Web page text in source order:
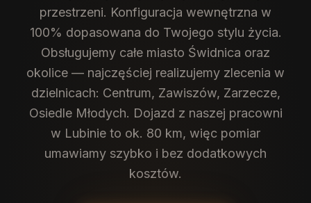
przestrzeni. Konfiguracja wewnętrzna w
100% dopasowana do Twojego stylu życia.
Obsługujemy całe miasto Świdnica oraz
okolice — najczęściej realizujemy zlecenia w
dzielnicach: Centrum, Zawiszów, Zarzecze,
Osiedle Młodych. Dojazd z naszej pracowni
w Lubinie to ok. 80 km, więc pomiar
umawiamy szybko i bez dodatkowych
kosztów.